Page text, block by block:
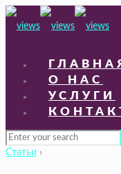
О НАС
УСЛУГИ
Статьи ›